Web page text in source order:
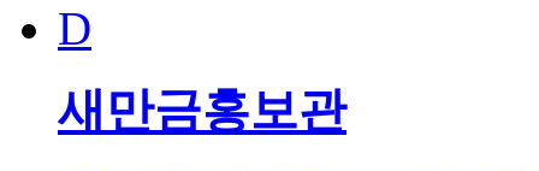
D
새만금홍보관